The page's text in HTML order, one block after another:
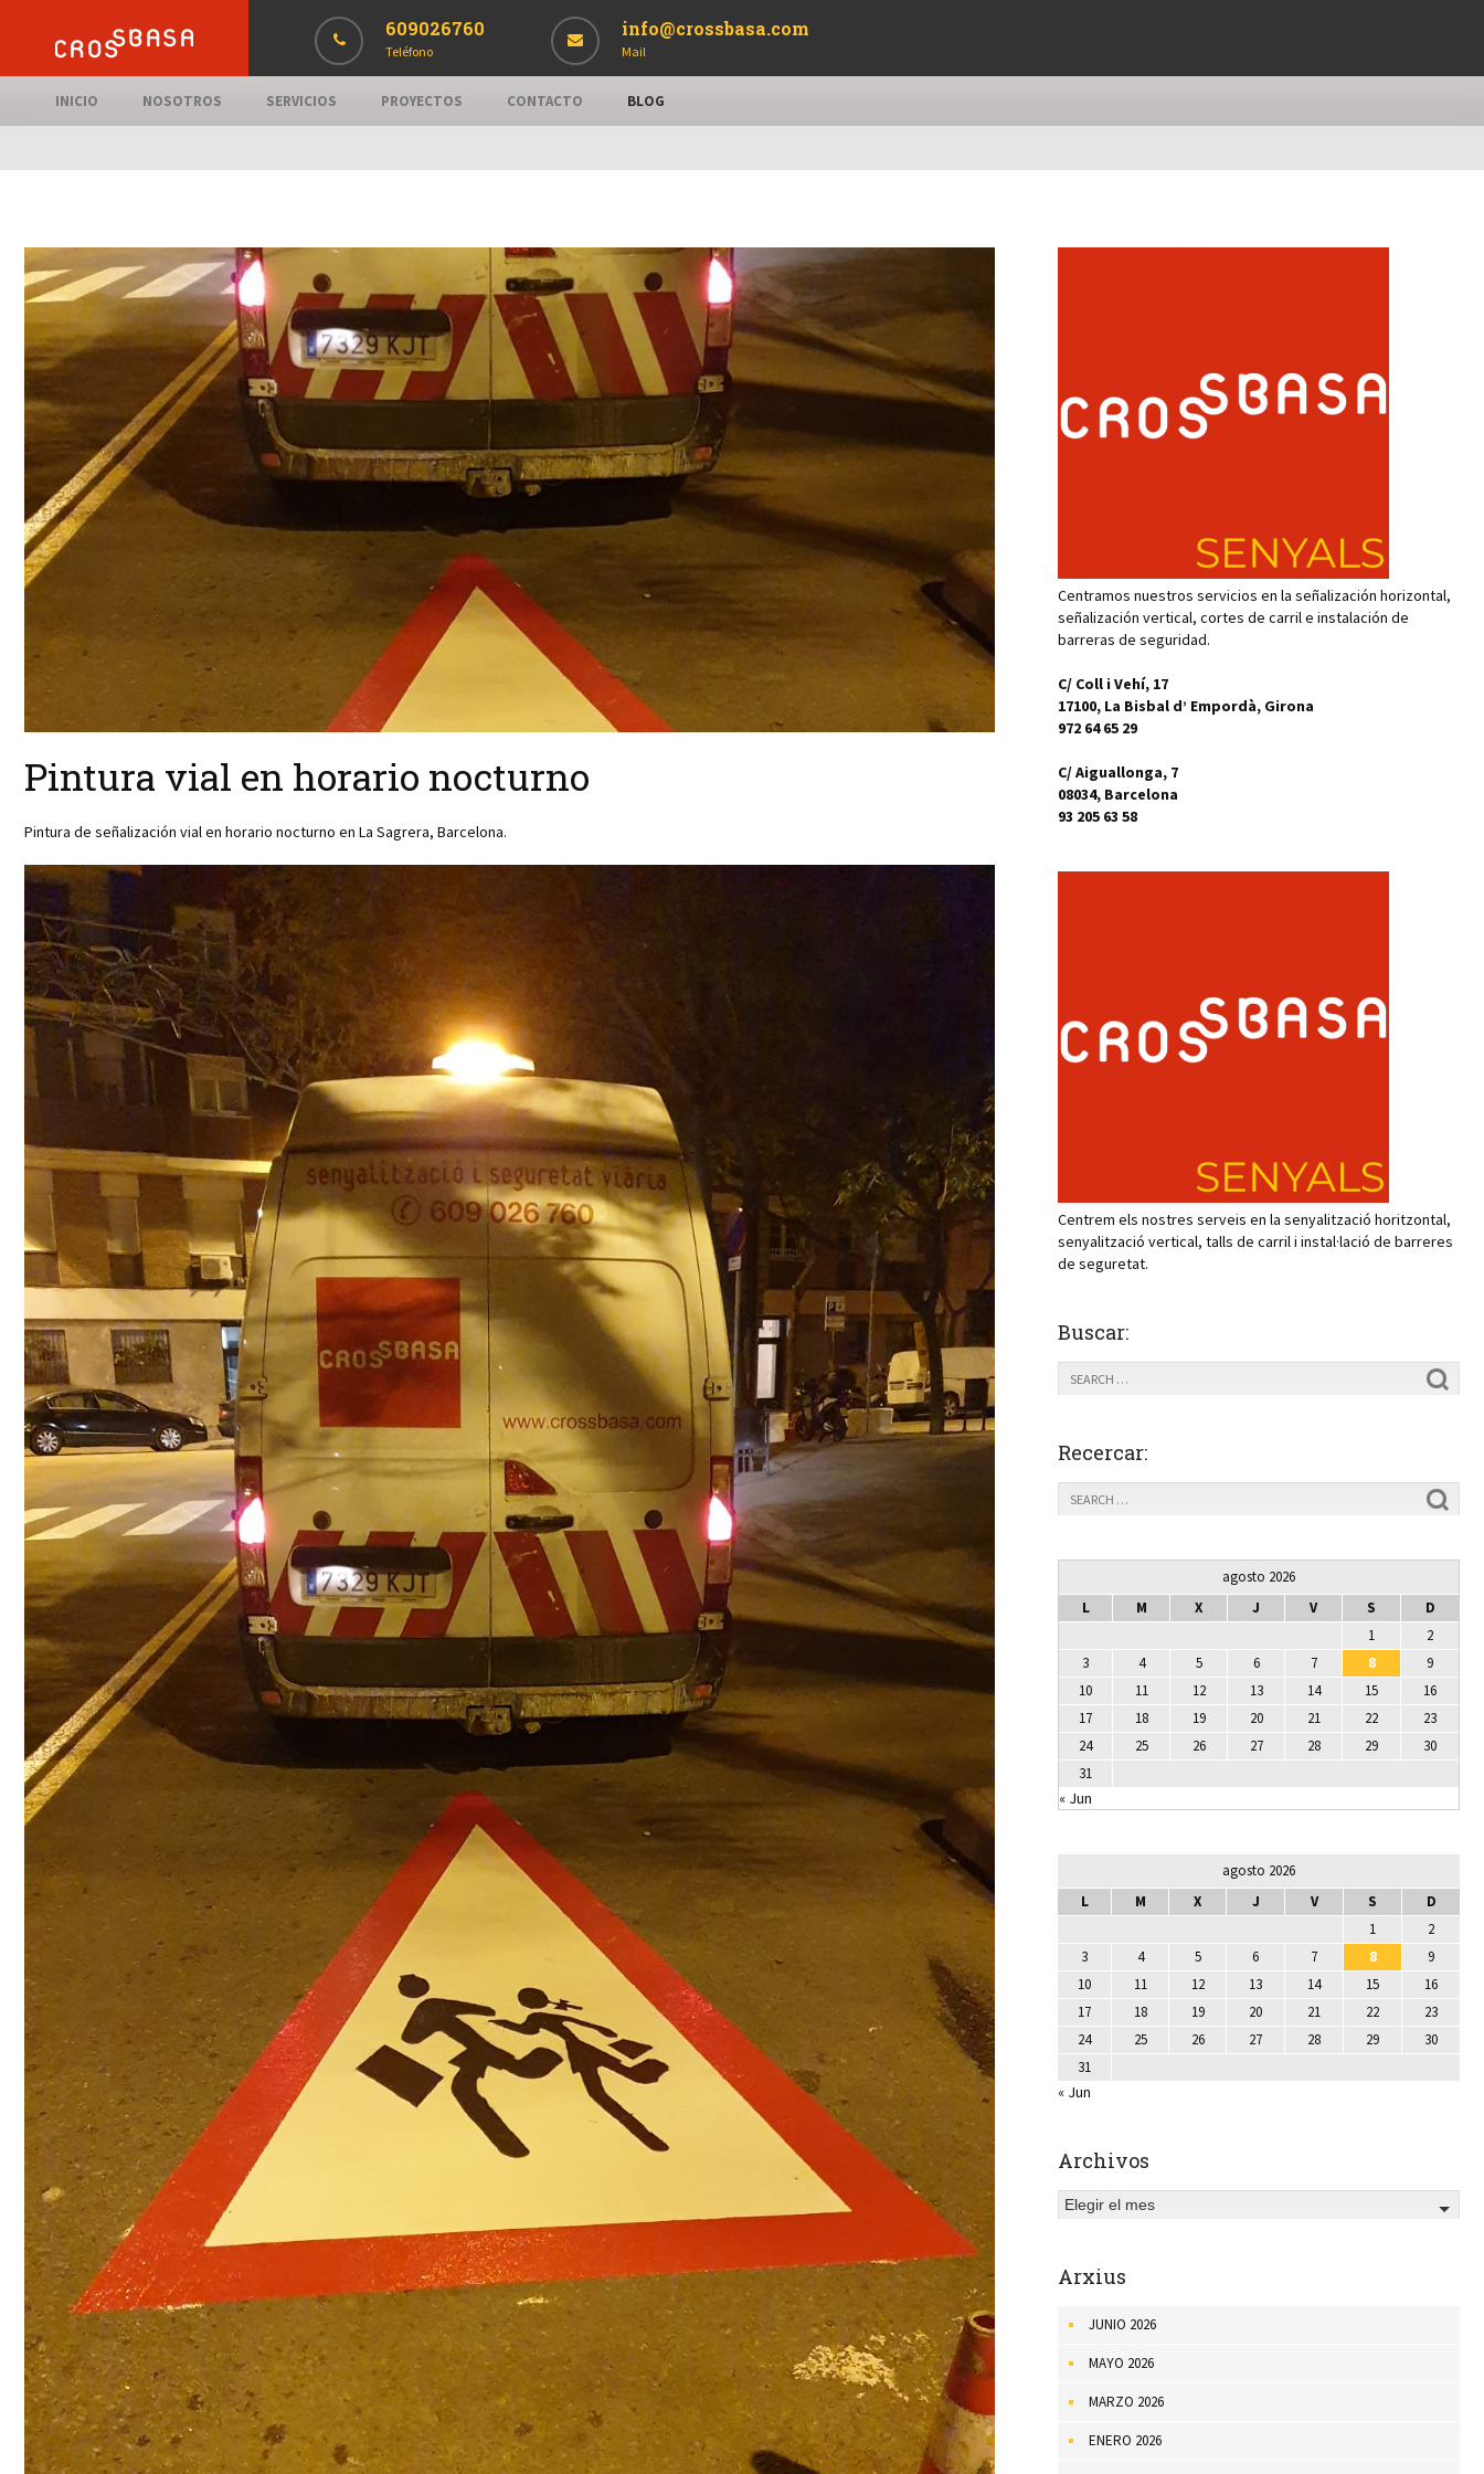
609026760
Teléfono
info@crossbasa.com
Mail
INICIO NOSOTROS SERVICIOS PROYECTOS CONTACTO BLOG
Pintura vial en horario nocturno
Pintura de señalización vial en horario nocturno en La Sagrera, Barcelona.
Centramos nuestros servicios en la señalización horizontal,
señalización vertical, cortes de carril e instalación de
barreras de seguridad.
C/ Coll i Vehí, 17
17100, La Bisbal d’ Empordà, Girona
972 64 65 29
C/ Aiguallonga, 7
08034, Barcelona
93 205 63 58
Centrem els nostres serveis en la senyalització horitzontal,
senyalització vertical, talls de carril i instal·lació de barreres
de seguretat.
Buscar:
Recercar:
agosto 2026
L
M X J V S
D
1
2
3
4 5 6 7 8
9
10
11 12 13 14 15
16
17
18 19 20 21 22
23
24
25 26 27 28 29
30
31
« Jun
agosto 2026
L
M X J V S
D
1
2
3
4 5 6 7 8
9
10
11 12 13 14 15
16
17
18 19 20 21 22
23
24
25 26 27 28 29
30
31
« Jun
Archivos
Elegir el mes
Arxius
JUNIO 2026
MAYO 2026
MARZO 2026
ENERO 2026